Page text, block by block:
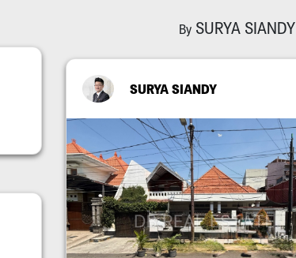
By SURYA SIANDY
SURYA SIANDY